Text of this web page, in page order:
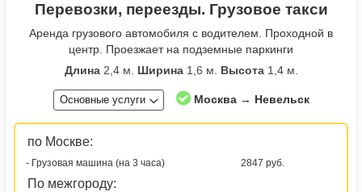
Перевозки, переезды. Грузовое такси
Аренда грузового автомобиля с водителем. Проходной в
центр. Проезжает на подземные паркинги
Длина2,4 м. Ширина1,6 м. Высота1,4 м.
Основные услуги Москва → Невельск
по Москве:
- Грузовая машина (на 3 часа) 2847 руб.
По межгороду: